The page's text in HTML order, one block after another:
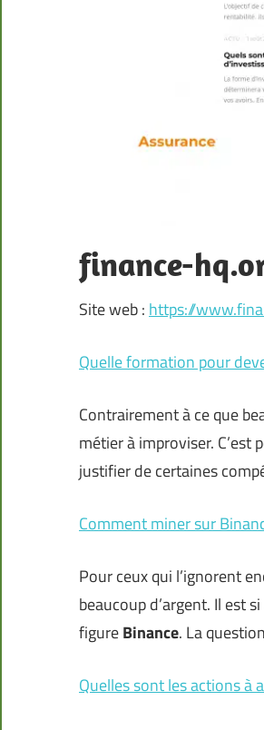
finance-
Site web : https://
Quelle formation pour
Contrairement à ce que
métier à improviser. C’est
justifier de certaines
Comment miner sur
Pour ceux qui l’ignorent
beaucoup d’argent. Il est
figureBinance. La
Quelles sont les actions à